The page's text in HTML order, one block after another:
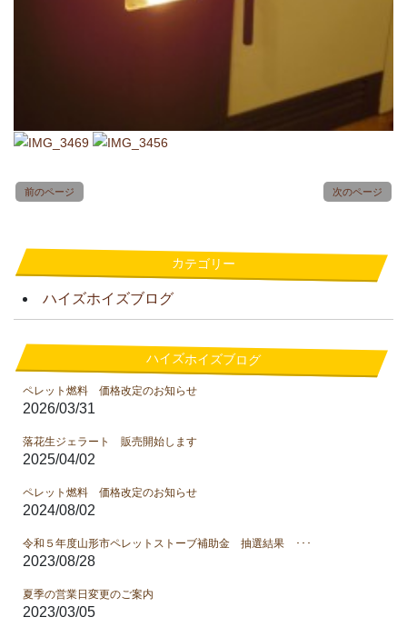
前のページ 次のページ
カテゴリー
ハイズホイズブログ
ハイズホイズブログ
ペレット燃料 価格改定のお知らせ
2026/03/31
落花生ジェラート 販売開始します
2025/04/02
ペレット燃料 価格改定のお知らせ
2024/08/02
令和５年度山形市ペレットストーブ補助金 抽選結果 ･･･
2023/08/28
夏季の営業日変更のご案内
2023/03/05